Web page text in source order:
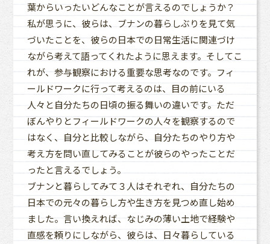
葉からいったいどんなことが言えるのでしょうか？
私が思うに、彼らは、ブナンの暮らしぶりを見て気
づいたことを、彼らの日本での日常生活に関連づけ
ながら考えて語ってくれたように思えます。そしてこ
れが、参与観察における重要な思考なのです。フィ
ールドワークに行って考えるのは、目の前にいる
人々と自分たちの日頃の振る舞いの違いです。ただ
ぼんやりとフィールドワークの人々を観察するので
はなく、自分と比較しながら、自分たちのやり方や
考え方を問い直してみることが彼らのやったことだ
ったと言えるでしょう。
ブナンと暮らしてみて３人はそれぞれ、自分たちの
日本での元々の暮らし方や生き方を見つめ直し始め
ました。言い換えれば、なじみの薄い土地で経験や
直感を頼りにしながら、彼らは、日々暮らしている